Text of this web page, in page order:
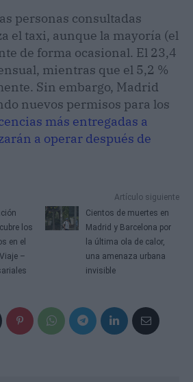
personas consultadas
el taxi, aunque la mayoría (el
de forma ocasional. El 23,4
mientras que el 5,2 %
Sin embargo, Madrid
nuevos permisos para los
más entregadas a
a operar después de
los
en el
–
Artículo siguiente
Cientos de muertes en
Madrid y Barcelona por
la última ola de calor,
una amenaza urbana
invisible